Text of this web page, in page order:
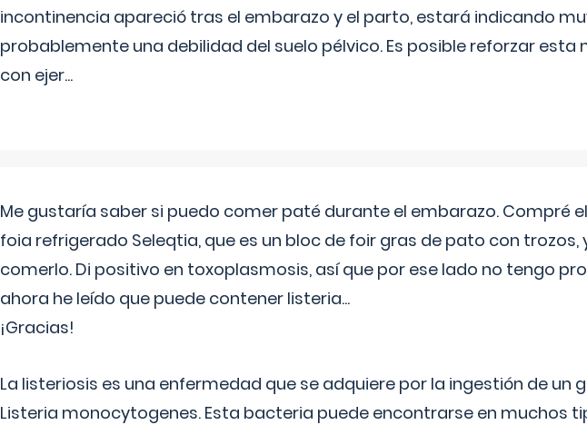
incontinencia apareció tras el embarazo y el parto, estará indicando
probablemente una debilidad del suelo pélvico. Es posible reforzar esta
con ejer...
Me gustaría saber si puedo comer paté durante el embarazo. Compré
foia refrigerado Seleqtia, que es un bloc de foir gras de pato con trozos,
comerlo. Di positivo en toxoplasmosis, así que por ese lado no tengo
ahora he leído que puede contener listeria...
¡Gracias!
La listeriosis es una enfermedad que se adquiere por la ingestión de un
Listeria monocytogenes. Esta bacteria puede encontrarse en muchos